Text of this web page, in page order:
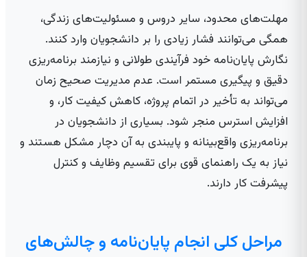
مهلت‌های محدود، سایر دروس و مسئولیت‌های زندگی،
همگی می‌توانند فشار زیادی را بر دانشجویان وارد کنند.
نگارش پایان‌نامه خود فرآیندی طولانی و نیازمند برنامه‌ریزی
دقیق و پیگیری مستمر است. عدم مدیریت صحیح زمان
می‌تواند به تأخیر در اتمام پروژه، کاهش کیفیت کار، و
افزایش استرس منجر شود. بسیاری از دانشجویان در
برنامه‌ریزی واقع‌بینانه و پایبندی به آن دچار مشکل هستند و
نیاز به یک راهنمای قوی برای تقسیم وظایف و کنترل
پیشرفت کار دارند.
مراحل کلی انجام پایان‌نامه و چالش‌های